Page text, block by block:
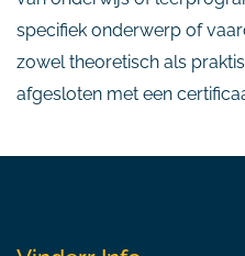
specifiek onderwerp of
zowel theoretisch als
afgesloten met een